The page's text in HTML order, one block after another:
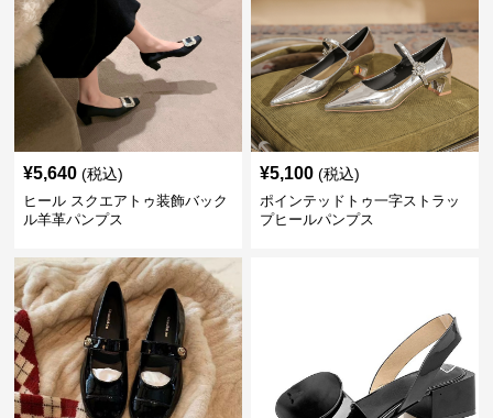
¥5,640 (税込)
ヒール スクエアトゥ装飾バック
ル羊革パンプス
¥5,100 (税込)
ポインテッドトゥ一字ストラッ
プヒールパンプス